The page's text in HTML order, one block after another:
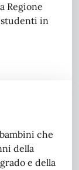
Regione
studenti in
che
della
e della